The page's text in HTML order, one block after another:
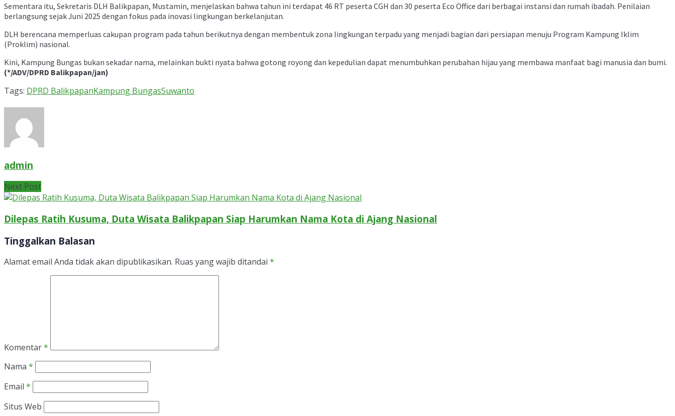
Sementara itu, Sekretaris DLH Balikpapan, Mustamin, menjelaskan bahwa tahun ini terdapat 46 RT peserta CGH dan 30 peserta Eco Office dari berbagai instansi dan rumah ibadah. Penilaian
berlangsung sejak Juni 2025 dengan fokus pada inovasi lingkungan berkelanjutan.
DLH berencana memperluas cakupan program pada tahun berikutnya dengan membentuk zona lingkungan terpadu yang menjadi bagian dari persiapan menuju Program Kampung Iklim
(Proklim) nasional.
Kini, Kampung Bungas bukan sekadar nama, melainkan bukti nyata bahwa gotong royong dan kepedulian dapat menumbuhkan perubahan hijau yang membawa manfaat bagi manusia dan bumi.
(*/ADV/DPRD Balikpapan/jan)
Tags: DPRD BalikpapanKampung BungasSuwanto
admin
Next Post
Dilepas Ratih Kusuma, Duta Wisata Balikpapan Siap Harumkan Nama Kota di Ajang Nasional
Tinggalkan Balasan
Alamat email Anda tidak akan dipublikasikan. Ruas yang wajib ditandai *
Komentar*
Nama *
Email *
Situs Web